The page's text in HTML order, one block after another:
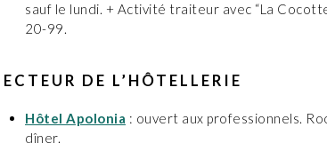
sauf le lundi. + Activité traiteur avec “La
20-99.
DE L’HÔTELLERIE
Hôtel Apolonia : ouvert aux professionnels.
dîner.